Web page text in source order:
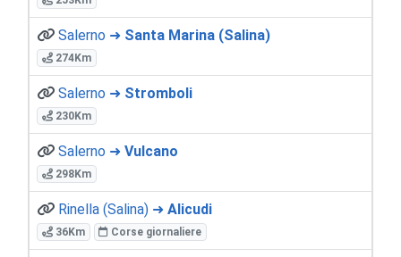
Salerno ➜ Santa Marina (Salina)
274Km
Salerno ➜ Stromboli
230Km
Salerno ➜ Vulcano
298Km
Rinella (Salina) ➜ Alicudi
36Km Corse giornaliere